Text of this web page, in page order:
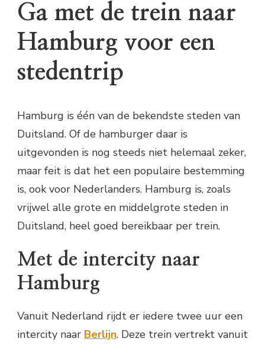
Ga met de trein naar
Hamburg voor een
stedentrip
Hamburg is één van de bekendste steden van
Duitsland. Of de hamburger daar is
uitgevonden is nog steeds niet helemaal zeker,
maar feit is dat het een populaire bestemming
is, ook voor Nederlanders. Hamburg is, zoals
vrijwel alle grote en middelgrote steden in
Duitsland, heel goed bereikbaar per trein.
Met de intercity naar
Hamburg
Vanuit Nederland rijdt er iedere twee uur een
intercity naar Berlijn. Deze trein vertrekt vanuit